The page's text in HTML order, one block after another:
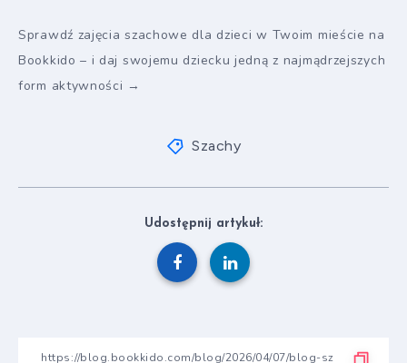
Sprawdź zajęcia szachowe dla dzieci w Twoim mieście na
Bookkido – i daj swojemu dziecku jedną z najmądrzejszych
form aktywności →
Szachy
Udostępnij artykuł: